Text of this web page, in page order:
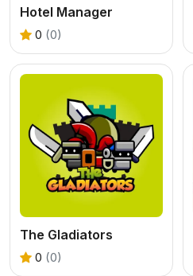
Hotel Manager
0 (0)
The Gladiators
0 (0)